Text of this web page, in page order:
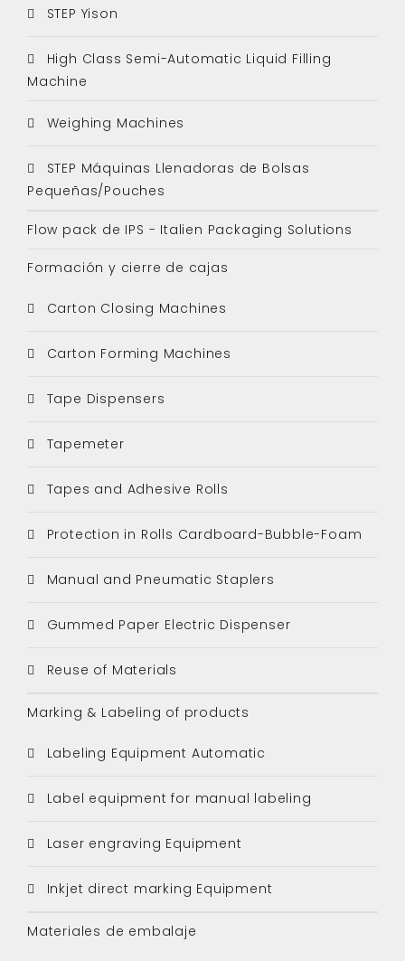
STEP Yison
High Class Semi-Automatic Liquid Filling
Machine
Weighing Machines
STEP Máquinas Llenadoras de Bolsas
Pequeñas/Pouches
Flow pack de IPS - Italien Packaging Solutions
Formación y cierre de cajas
Carton Closing Machines
Carton Forming Machines
Tape Dispensers
Tapemeter
Tapes and Adhesive Rolls
Protection in Rolls Cardboard-Bubble-Foam
Manual and Pneumatic Staplers
Gummed Paper Electric Dispenser
Reuse of Materials
Marking & Labeling of products
Labeling Equipment Automatic
Label equipment for manual labeling
Laser engraving Equipment
Inkjet direct marking Equipment
Materiales de embalaje